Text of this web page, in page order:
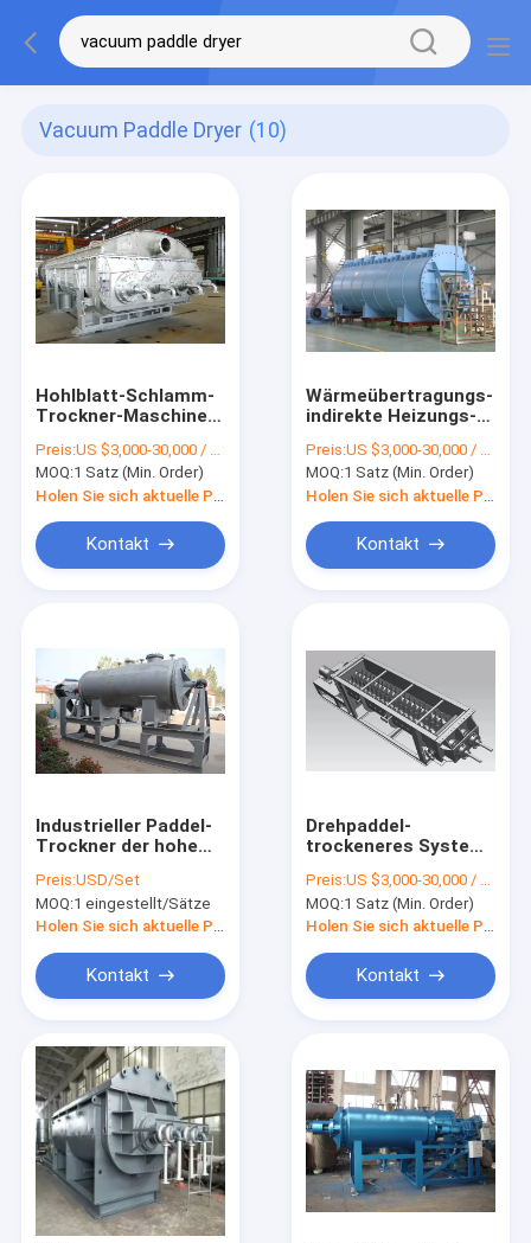
Vacuum Paddle Dryer (10)
Hohlblatt-Schlamm-
Trockner-Maschine,
Vakuumschaufel-
Trockner
Preis:US $3,000-30,000 / Set | 1 Set (Min. Order)
MOQ:1 Satz (Min. Order)
Kontakt
Wärmeübertragungs-
indirekte Heizungs-
Paddel-Trockner
Preis:US $3,000-30,000 / Set | 1 Set (Min. Order)
MOQ:1 Satz (Min. Order)
Kontakt
Industrieller Paddel-
Trockner der hohe
ununterbrochener
trockenerer
Maschinen-6000L
Preis:USD/Set
MOQ:1 eingestellt/Sätze
Kontakt
Drehpaddel-
trockeneres System
Paste/Schlamm/
Preis:US $3,000-30,000 / Set | 1 Set (Min. Order)
MOQ:1 Satz (Min. Order)
Kontakt